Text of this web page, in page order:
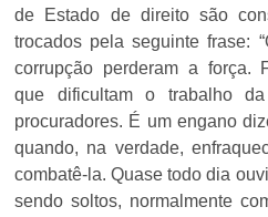
de Estado de direito são
trocados pela seguinte frase:
corrupção perderam a força.
que dificultam o trabalho
procuradores. É um engano
quando, na verdade,
combatê-la. Quase todo dia
sendo soltos, normalmente